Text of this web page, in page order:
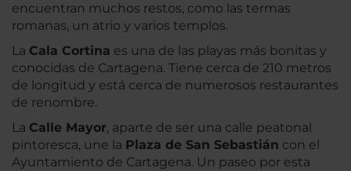
encuentran muchos restos, como las termas
romanas, un atrio y varios templos.
La Cala Cortina es una de las playas más bonitas y
conocidas de Cartagena. Tiene cerca de 210 metros
de longitud y está cerca de numerosos restaurantes
de renombre.
La Calle Mayor, aparte de ser una calle peatonal
pintoresca, une la Plaza de San Sebastián con el
Ayuntamiento de Cartagena. Un paseo por esta